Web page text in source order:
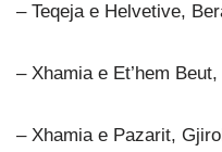
– Teqeja e Helvetive,
– Xhamia e Et’hem
– Xhamia e Pazarit,